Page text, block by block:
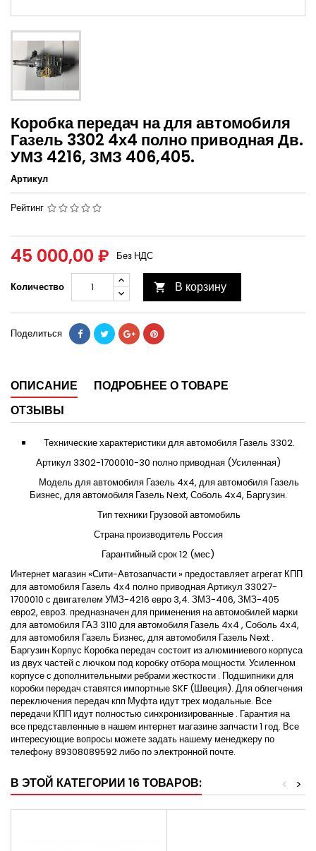
Коробка передач на для автомобиля
Газель 3302 4х4 полно приводная Дв.
УМЗ 4216, ЗМЗ 406,405.
Артикул
Рейтинг
45 000,00 ₽ Без НДС
Количество  В корзину
Поделиться
ОПИСАНИЕ
ПОДРОБНЕЕ О ТОВАРЕ
ОТЗЫВЫ
Технические характеристики для автомобиля Газель 3302.
Артикул 3302-1700010-30 полно приводная (Усиленная)
Модель для автомобиля Газель 4х4, для автомобиля Газель
Бизнес, для автомобиля Газель Next, Соболь 4х4, Баргузин.
Тип техники Грузовой автомобиль
Страна производитель Россия
Гарантийный срок 12 (мес)
Интернет магазин «Сити-Автозапчасти » предоставляет агрегат КПП
для автомобиля Газель 4х4 полно приводная Артикул 33027-
1700010 с двигателем УМЗ-4216 евро 3,4. ЗМЗ-406, ЗМЗ-405
евро2, евро3. предназначен для применения на автомобилей марки
для автомобиля ГАЗ 3110 для автомобиля Газель 4х4 , Соболь 4х4,
для автомобиля Газель Бизнес, для автомобиля Газель Next .
Баргузин Корпус Коробка передач состоит из алюминиевого корпуса
из двух частей с лючком под коробку отбора мощности. Усиленном
корпусе с дополнительными ребрами жесткости . Подшипники для
коробки передач ставятся импортные SKF (Швеция). Для облегчения
переключения передач кпп Муфта идут трех модальные. Все
передачи КПП идут полностью синхронизированные . Гарантия на
все представленные в нашем интернет магазине запчасти 1 год. Все
интересующие вопросы можете задать нашему менеджеру по
телефону 89308089592 либо по электронной почте.
В ЭТОЙ КАТЕГОРИИ 16 ТОВАРОВ: >
<